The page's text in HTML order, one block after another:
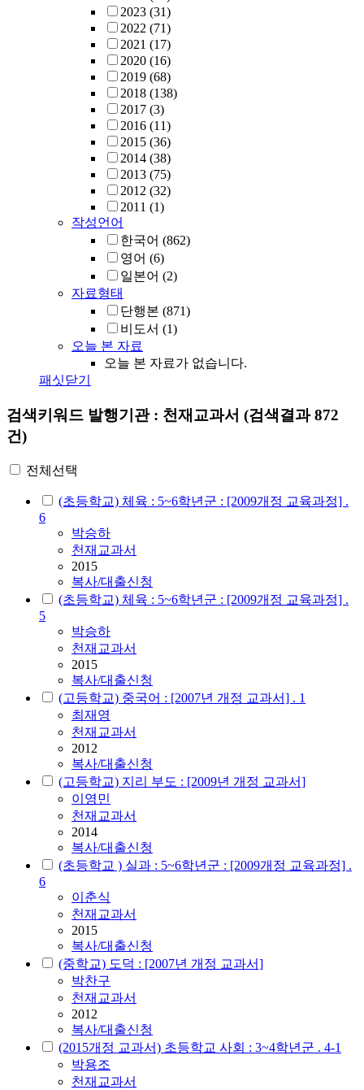
2023 (31)
2022 (71)
2021 (17)
2020 (16)
2019 (68)
2018 (138)
2017 (3)
2016 (11)
2015 (36)
2014 (38)
2013 (75)
2012 (32)
2011 (1)
작성언어
한국어 (862)
영어 (6)
일본어 (2)
자료형태
단행본 (871)
비도서 (1)
오늘 본 자료
오늘 본 자료가 없습니다.
패싯닫기
검색키워드 발행기관 : 천재교과서 (검색결과 872
건)
전체선택
(초등학교) 체육 : 5~6학년군 : [2009개정 교육과정] .
6
박승하
천재교과서
2015
복사/대출신청
(초등학교) 체육 : 5~6학년군 : [2009개정 교육과정] .
5
박승하
천재교과서
2015
복사/대출신청
(고등학교) 중국어 : [2007년 개정 교과서] . 1
최재영
천재교과서
2012
복사/대출신청
(고등학교) 지리 부도 : [2009년 개정 교과서]
이영민
천재교과서
2014
복사/대출신청
(초등학교 ) 실과 : 5~6학년군 : [2009개정 교육과정] .
6
이춘식
천재교과서
2015
복사/대출신청
(중학교) 도덕 : [2007년 개정 교과서]
박찬구
천재교과서
2012
복사/대출신청
(2015개정 교과서) 초등학교 사회 : 3~4학년군 . 4-1
박용조
천재교과서